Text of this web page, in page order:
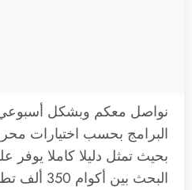
نواصل معكم وبشكل أسبوعي
البرامج بحسب اختيارات
بحيث تمثل دليلا كاملا يوفر
البحث بين أكوام 350 ألف تطبيق أو يزيد!